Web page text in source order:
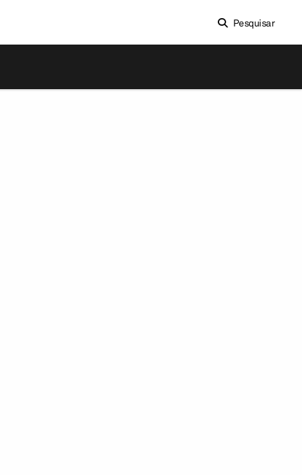
Pesquisar